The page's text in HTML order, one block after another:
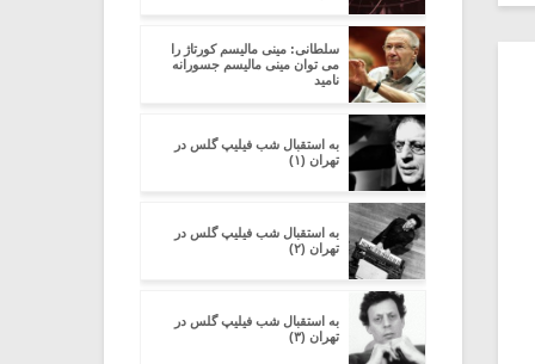
سلطانی: مینی مالیسم کورتاژ را
می توان مینی مالیسم جسورانه
نامید
به استقبال شب فیلیپ گلس در
تهران (۱)
به استقبال شب فیلیپ گلس در
تهران (۲)
به استقبال شب فیلیپ گلس در
تهران (۳)